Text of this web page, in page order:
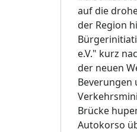
auf die
der Region
e.V." kurz
der neuen
Beverungen
Brücke
Autokorso